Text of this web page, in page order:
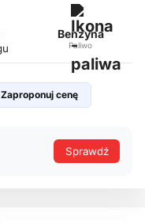
Benzyna
Paliwo
Zaproponuj cenę
Sprawdź